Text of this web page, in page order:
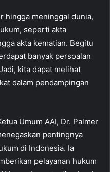
hingga meninggal dunia,
seperti akta
akta kematian. Begitu
banyak persoalan
kita dapat melihat
dalam pendampingan
Umum AAI, Dr. Palmer
pentingnya
di Indonesia. Ia
pelayanan hukum